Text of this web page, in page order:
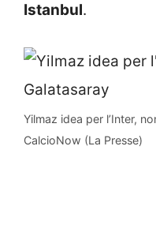
Istanbul.
Yilmaz idea per l’Inter,
CalcioNow (La Presse)